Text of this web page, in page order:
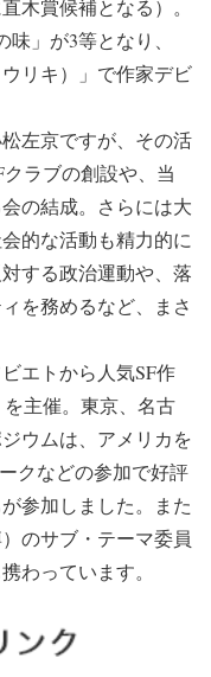
木賞候補となる）。
」が3等となり、
リキ）」で作家デビ
左京ですが、その活
ラブの創設や、当
の結成。さらには大
的な活動も精力的に
する政治運動や、落
を務めるなど、まさ
エトから人気SF作
主催。東京、名古
ウムは、アメリカを
クなどの参加で好評
参加しました。また
のサブ・テーマ委員
わっています。